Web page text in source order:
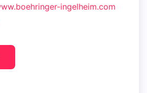
ingelheim.com